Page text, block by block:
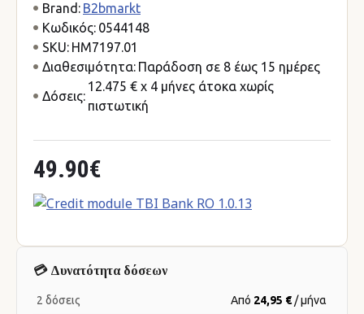
49.90€
Brand: B2bmarkt
Κωδικός: 0544148
SKU: HM7197.01
Διαθεσιμότητα: Παράδοση σε 8 έως 15 ημέρες
Δόσεις:
12.475 € x 4 μήνες άτοκα χωρίς
πιστωτική
💳 Δυνατότητα δόσεων
2 δόσεις Από 24,95 € / μήνα